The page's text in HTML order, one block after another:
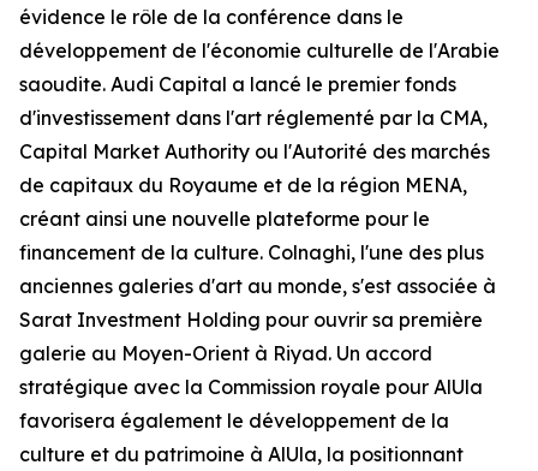
évidence le rôle de la conférence dans le
développement de l'économie culturelle de l'Arabie
saoudite. Audi Capital a lancé le premier fonds
d'investissement dans l'art réglementé par la CMA,
Capital Market Authority ou l'Autorité des marchés
de capitaux du Royaume et de la région MENA,
créant ainsi une nouvelle plateforme pour le
financement de la culture. Colnaghi, l'une des plus
anciennes galeries d'art au monde, s'est associée à
Sarat Investment Holding pour ouvrir sa première
galerie au Moyen-Orient à Riyad. Un accord
stratégique avec la Commission royale pour AlUla
favorisera également le développement de la
culture et du patrimoine à AlUla, la positionnant